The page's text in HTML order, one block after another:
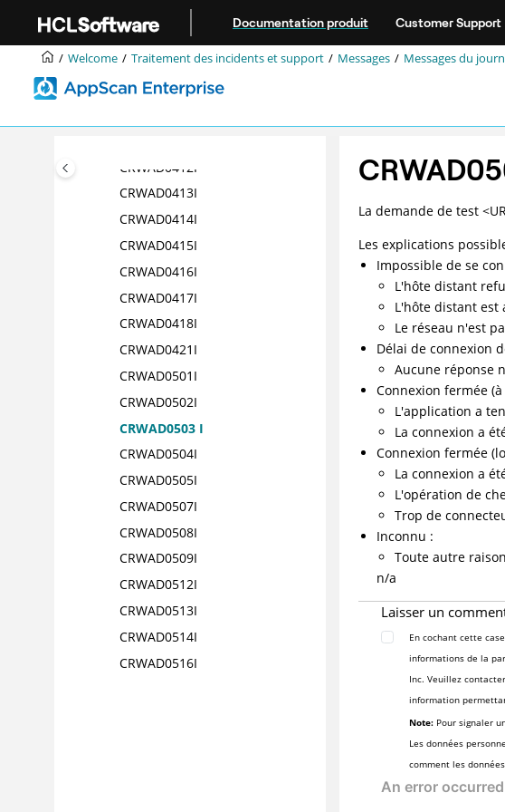
Documentation produit Customer Support
Welcome Traitement des incidents et support Messages Messages du
CRWAD0406I
CRWAD0407I
CRWAD0408I
CRWAD0409I
CRWAD0412I
CRWAD0413I
CRWAD0414I
CRWAD0415I
CRWAD0416I
CRWAD0417I
CRWAD0418I
CRWAD0421I
CRWAD0501I
CRWAD0502I
CRWAD0503 I
CRWAD0504I
CRWAD0505I
CRWAD0507I
CRWAD0508I
CRWAD0509I
CRWAD0512I
CRWAD0513I
CRWAD0514I
CRWAD0516I
La demande de test
Les explications
Impossible de se
L'hôte distant
L'hôte distant est
Le réseau n'est
Délai de connexion
Aucune réponse
Connexion fermée
L'application a
La connexion a
Connexion fermée
La connexion a
L'opération de
Trop de
Inconnu :
Toute autre raison
n/a
Laisser un
En cochant cette
informations de la
Inc. Veuillez
information
Note: Pour signaler
Les données
comment les